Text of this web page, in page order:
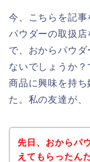
今、こちらを記
パウダーの取扱
で、おからパウ
ないでしょうか
商品に興味を持
た。私の友達が、
先日、おからパ
えてもらったん